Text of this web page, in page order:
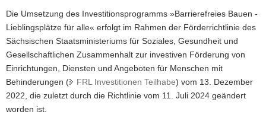
Die Umsetzung des Investitionsprogramms »Barrierefreies Bauen -
Lieblingsplätze für alle« erfolgt im Rahmen der Förderrichtlinie des
Sächsischen Staatsministeriums für Soziales, Gesundheit und
Gesellschaftlichen Zusammenhalt zur investiven Förderung von
Einrichtungen, Diensten und Angeboten für Menschen mit
Behinderungen (
FRL Investitionen Teilhabe) vom 13. Dezember
2022, die zuletzt durch die Richtlinie vom 11. Juli 2024 geändert
worden ist.